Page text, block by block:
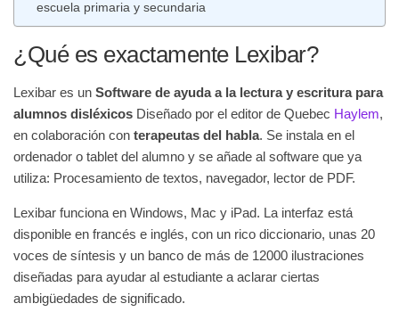
escuela primaria y secundaria
¿Qué es exactamente Lexibar?
Lexibar es un Software de ayuda a la lectura y escritura para
alumnos disléxicos Diseñado por el editor de Quebec Haylem,
en colaboración con terapeutas del habla. Se instala en el
ordenador o tablet del alumno y se añade al software que ya
utiliza: Procesamiento de textos, navegador, lector de PDF.
Lexibar funciona en Windows, Mac y iPad. La interfaz está
disponible en francés e inglés, con un rico diccionario, unas 20
voces de síntesis y un banco de más de 12000 ilustraciones
diseñadas para ayudar al estudiante a aclarar ciertas
ambigüedades de significado.